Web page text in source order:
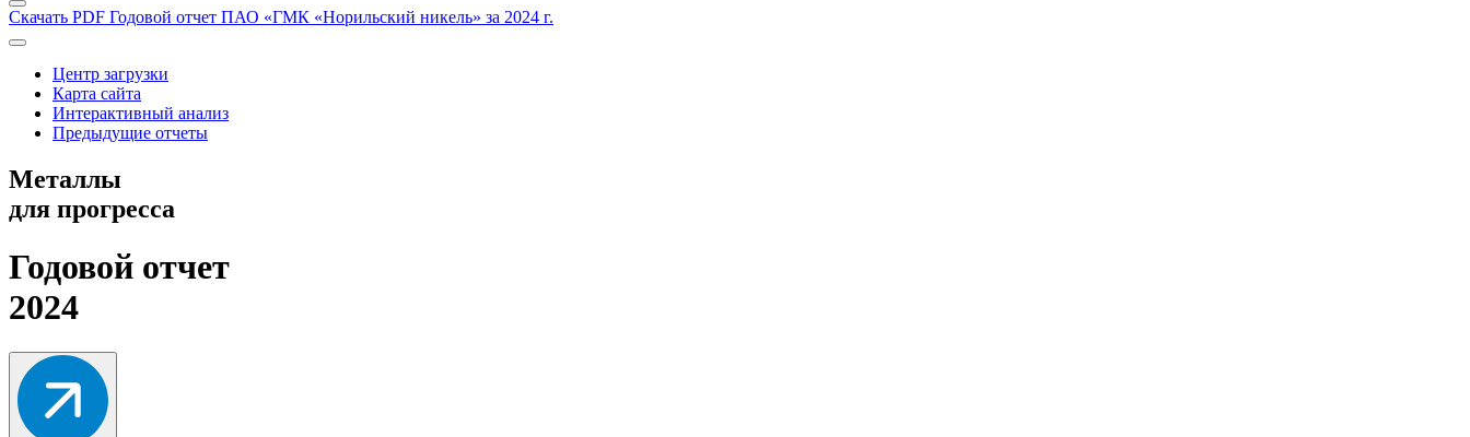
Скачать PDF Годовой отчет ПАО «ГМК «Норильский никель» за 2024 г.
Центр загрузки
Карта сайта
Интерактивный анализ
Предыдущие отчеты
Металлы
для прогресса
Годовой отчет
2024